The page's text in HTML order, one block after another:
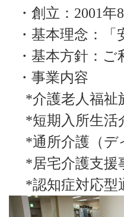
・創立：2001年
・基本理念：
・基本方針：
・事業内容
*介護老人福祉
*短期入所生
*通所介護（デ
*居宅介護支援
*認知症対応型